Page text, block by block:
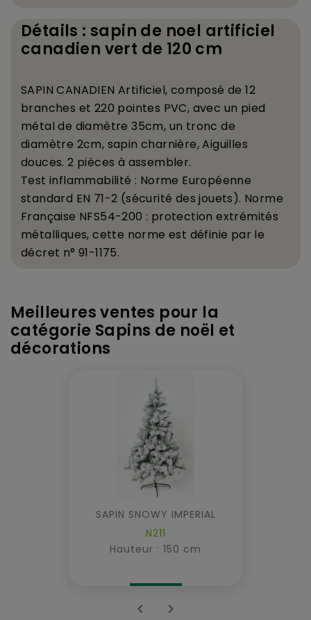
Détails : sapin de noel artificiel
canadien vert de 120 cm
SAPIN CANADIEN Artificiel, composé de 12
branches et 220 pointes PVC, avec un pied
métal de diamètre 35cm, un tronc de
diamètre 2cm, sapin charnière, Aiguilles
douces. 2 pièces à assembler.
Test inflammabilité : Norme Européenne
standard EN 71-2 (sécurité des jouets). Norme
Française NFS54-200 : protection extrémités
métalliques, cette norme est définie par le
décret n° 91-1175.
Meilleures ventes pour la
catégorie Sapins de noël et
décorations
SAPIN SNOWY IMPERIAL
N211
Hauteur : 150 cm
 